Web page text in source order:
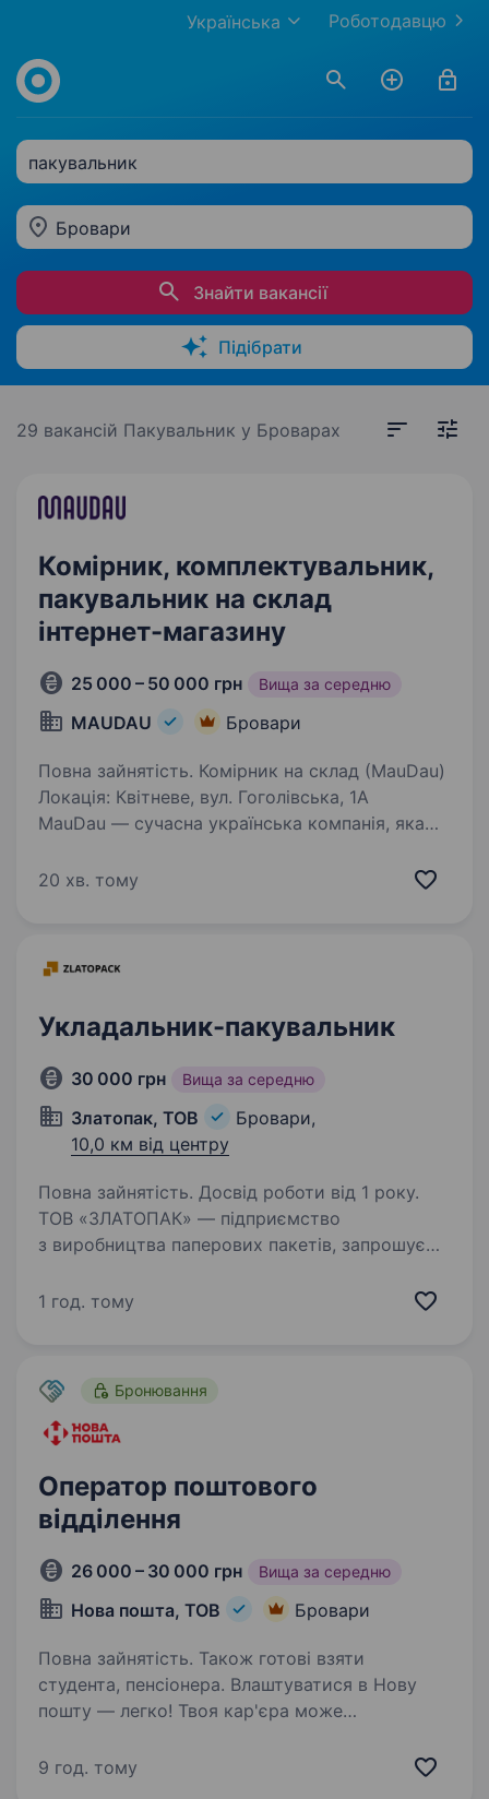
Роботодавцю
Українська
пакувальник
Бровари
Знайти вакансії
Підібрати
29 вакансій Пакувальник у Броварах
Комірник, комплектувальник,
пакувальник на склад
інтернет-магазину
25 000 – 50 000 грн Вища за середню
MAUDAU Бровари
Повна зайнятість. Комірник на склад (MauDau)
Локація: Квітневе, вул. Гоголівська, 1А
MauDau — сучасна українська компанія, яка
Запрошуємо комірників на комфортний склад.
20 хв. тому
Укладальник-пакувальник
30 000 грн Вища за середню
Златопак, ТОВ
Бровари,
10,0 км від центру
Повна зайнятість. Досвід роботи від 1 року.
ТОВ «ЗЛАТОПАК» — підприємство
з виробництва паперових пакетів, запрошує
пакувальника. Умови роботи: місце
1 год. тому
Бронювання
Оператор поштового
відділення
26 000 – 30 000 грн Вища за середню
Нова пошта, ТОВ Бровари
Повна зайнятість. Також готові взяти
студента, пенсіонера. Влаштуватися в Нову
пошту — легко! Твоя кар'єра може
ми в пошуку оператора поштового відділення.
9 год. тому